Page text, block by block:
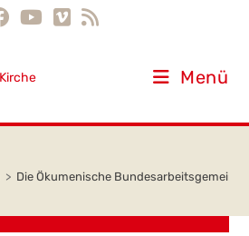
Menü
> Die Ökumenische